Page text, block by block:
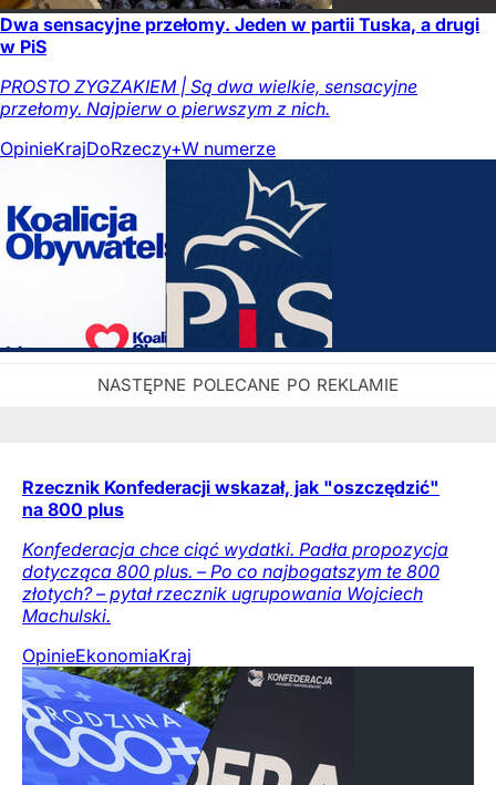
Dwa sensacyjne przełomy. Jeden w partii Tuska, a drugi
w PiS
PROSTO ZYGZAKIEM | Są dwa wielkie, sensacyjne
przełomy. Najpierw o pierwszym z nich.
OpinieKrajDoRzeczy+W numerze
Rzecznik Konfederacji wskazał, jak "oszczędzić"
na 800 plus
Konfederacja chce ciąć wydatki. Padła propozycja
dotycząca 800 plus. – Po co najbogatszym te 800
złotych? – pytał rzecznik ugrupowania Wojciech
Machulski.
OpinieEkonomiaKraj